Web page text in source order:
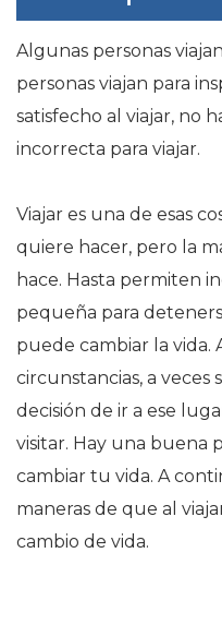
Algunas personas
personas viajan para
satisfecho al viajar, no
incorrecta para viajar.
Viajar es una de esas
quiere hacer, pero la
hace. Hasta permiten
pequeña para
puede cambiar la vida.
circunstancias, a veces
decisión de ir a ese
visitar. Hay una buena
cambiar tu vida. A
maneras de que al
cambio de vida.